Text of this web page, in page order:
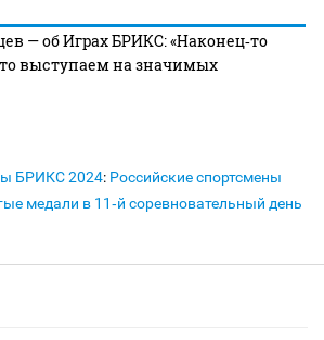
— об Играх БРИКС: «Наконец‑то
выступаем на значимых
БРИКС 2024: Российские спортсмены
медали в 11‑й соревновательный день